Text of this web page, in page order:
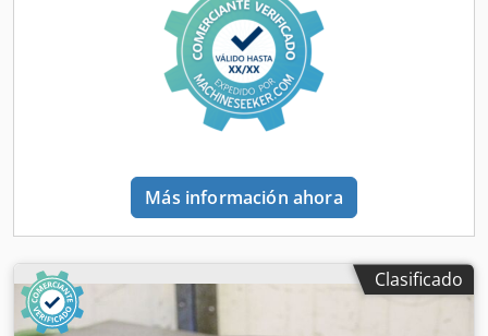
Más información ahora
Clasificado